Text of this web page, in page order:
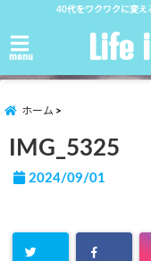
40代をワクワクに変え
menu Life
ホーム
IMG_5325
2024/09/01